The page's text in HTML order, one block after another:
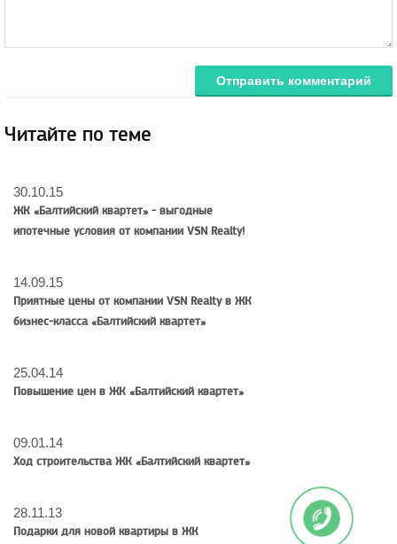
Отправить комментарий
Читайте по теме
30.10.15
ЖК «Балтийский квартет» - выгодные
ипотечные условия от компании VSN Realty!
14.09.15
Приятные цены от компании VSN Realty в ЖК
бизнес-класса «Балтийский квартет»
25.04.14
Повышение цен в ЖК «Балтийский квартет»
09.01.14
Ход строительства ЖК «Балтийский квартет»
28.11.13
Подарки для новой квартиры в ЖК